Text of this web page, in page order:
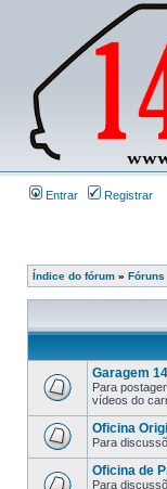
Entrar Registrar
Índice do fórum » Fóruns
Garagem
Para
vídeos do
Oficina
Para
Oficina de
Para